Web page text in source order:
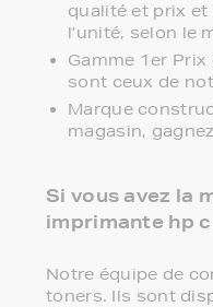
qualité et prix
l’unité, selon le
Gamme 1er
sont ceux de
Marque
magasin,
Si vous avez la
imprimante hp
Notre équipe de
toners. Ils sont